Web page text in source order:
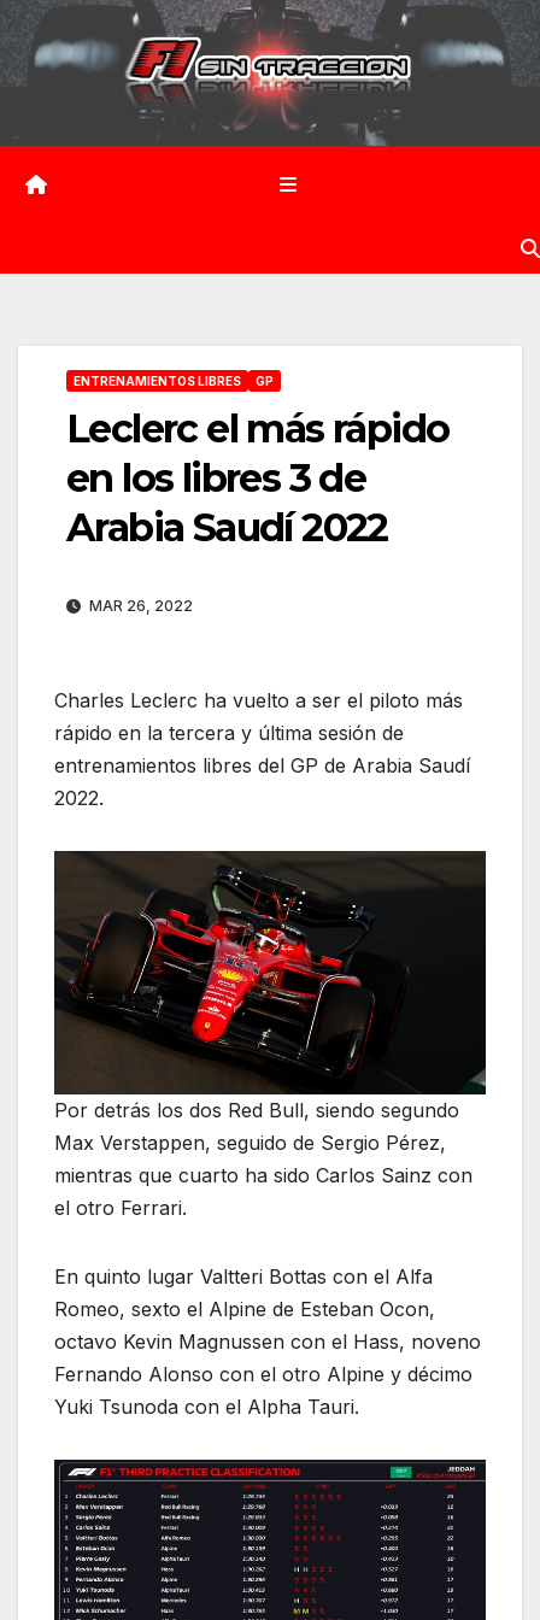
Saltar
contenido
ENTRENAMIENTOS LIBRES GP
Leclerc el más rápido
en los libres 3 de
Arabia Saudí 2022
MAR 26, 2022
Charles Leclerc ha vuelto a ser el piloto más
rápido en la tercera y última sesión de
entrenamientos libres del GP de Arabia Saudí
2022.
Por detrás los dos Red Bull, siendo segundo
Max Verstappen, seguido de Sergio Pérez,
mientras que cuarto ha sido Carlos Sainz con
el otro Ferrari.
En quinto lugar Valtteri Bottas con el Alfa
Romeo, sexto el Alpine de Esteban Ocon,
octavo Kevin Magnussen con el Hass, noveno
Fernando Alonso con el otro Alpine y décimo
Yuki Tsunoda con el Alpha Tauri.